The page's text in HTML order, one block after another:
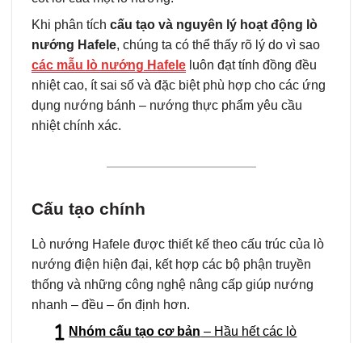
Khi phân tích cấu tạo và nguyên lý hoạt động lò
nướng Hafele, chúng ta có thể thấy rõ lý do vì sao
các mẫu lò nướng Hafele luôn đạt tính đồng đều
nhiệt cao, ít sai số và đặc biệt phù hợp cho các ứng
dụng nướng bánh – nướng thực phẩm yêu cầu
nhiệt chính xác.
Cấu tạo chính
Lò nướng Hafele được thiết kế theo cấu trúc của lò
nướng điện hiện đại, kết hợp các bộ phận truyền
thống và những công nghệ nâng cấp giúp nướng
nhanh – đều – ổn định hơn.
Nhóm cấu tạo cơ bản – Hầu hết các lò